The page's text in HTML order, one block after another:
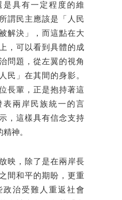
是具有一定程度的維
謂民主應該是「人民
解決」，而這點在大
，可以看到具體的成
問題，從左翼的視角
民」在其間的身影。
長輩，正是抱持著這
兩岸民族統一的言
，這樣具有信念支持
神。
映，除了是在兩岸長
間和平的期盼，更重
治受難人重返社會